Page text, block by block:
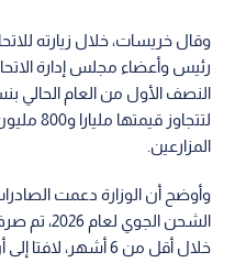
وقال خريسات، خلال زيارته
رئيس وأعضاء مجلس إدارة
لتتجاوز
المزارعين.
وأوضح أن الوزارة دعمت
الشحن
خلال أقل من 6 أشهر،